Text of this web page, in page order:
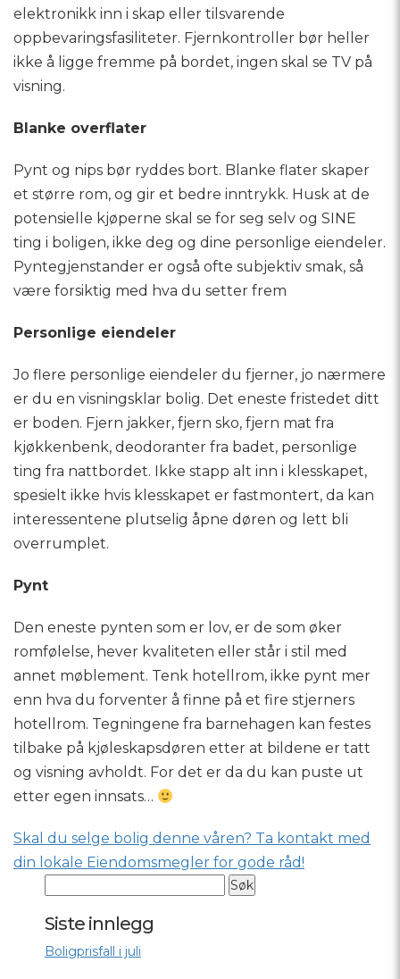
elektronikk inn i skap eller tilsvarende
oppbevaringsfasiliteter. Fjernkontroller bør heller
ikke å ligge fremme på bordet, ingen skal se TV på
visning.
Blanke overflater
Pynt og nips bør ryddes bort. Blanke flater skaper
et større rom, og gir et bedre inntrykk. Husk at de
potensielle kjøperne skal se for seg selv og SINE
ting i boligen, ikke deg og dine personlige eiendeler.
Pyntegjenstander er også ofte subjektiv smak, så
være forsiktig med hva du setter frem
Personlige eiendeler
Jo flere personlige eiendeler du fjerner, jo nærmere
er du en visningsklar bolig. Det eneste fristedet ditt
er boden. Fjern jakker, fjern sko, fjern mat fra
kjøkkenbenk, deodoranter fra badet, personlige
ting fra nattbordet. Ikke stapp alt inn i klesskapet,
spesielt ikke hvis klesskapet er fastmontert, da kan
interessentene plutselig åpne døren og lett bli
overrumplet.
Pynt
Den eneste pynten som er lov, er de som øker
romfølelse, hever kvaliteten eller står i stil med
annet møblement. Tenk hotellrom, ikke pynt mer
enn hva du forventer å finne på et fire stjerners
hotellrom. Tegningene fra barnehagen kan festes
tilbake på kjøleskapsdøren etter at bildene er tatt
og visning avholdt. For det er da du kan puste ut
etter egen innsats…
Skal du selge bolig denne våren? Ta kontakt med
din lokale Eiendomsmegler for gode råd!
Siste innlegg
Boligprisfall i juli